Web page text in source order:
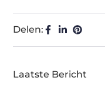
Delen:
Laatste Bericht